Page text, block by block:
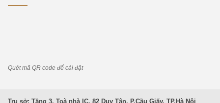
Quét mã QR code để cài đặt
Trụ sở: Tầng 3, Toà nhà IC, 82 Duy Tân, P.Cầu Giấy, TP.Hà Nội